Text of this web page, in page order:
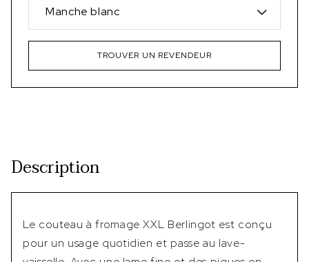
Manche blanc
TROUVER UN REVENDEUR
Description
Le couteau à fromage XXL Berlingot est conçu
pour un usage quotidien et passe au lave-